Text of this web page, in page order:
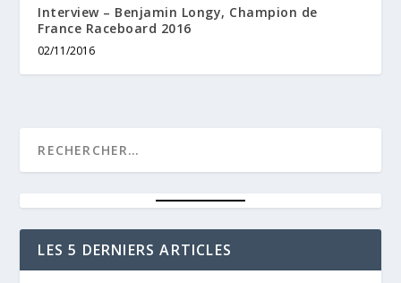
Interview – Benjamin Longy, Champion de
France Raceboard 2016
02/11/2016
LES 5 DERNIERS ARTICLES